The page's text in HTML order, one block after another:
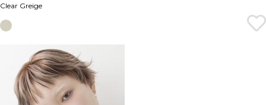
Clear Greige